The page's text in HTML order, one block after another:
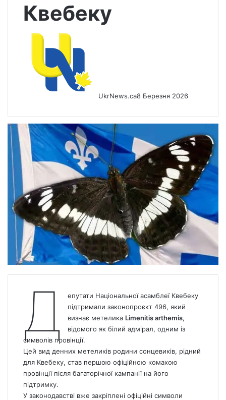
Квебеку
UkrNews.ca8 Березня 2026
Д
епутати Національної асамблеї Квебеку
підтримали законопроєкт 496, який
визнає метелика Limenitis arthemis,
відомого як білий адмірал, одним із
символів провінції.
Цей вид денних метеликів родини сонцевиків, рідний
для Квебеку, став першою офіційною комахою
провінції після багаторічної кампанії на його
підтримку.
У законодавстві вже закріплені офіційні символи